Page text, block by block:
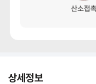
상세정보